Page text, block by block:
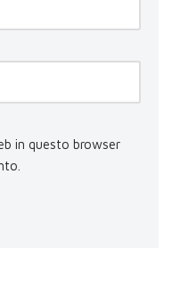
in questo browser